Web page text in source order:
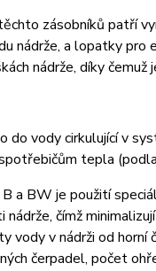
zásobníků patří
nádrže, a lopatky
nádrže, díky
do vody cirkulující v
tepla
B a BW je použití
nádrže, čímž
v nádrži od horní
čerpadel, počet